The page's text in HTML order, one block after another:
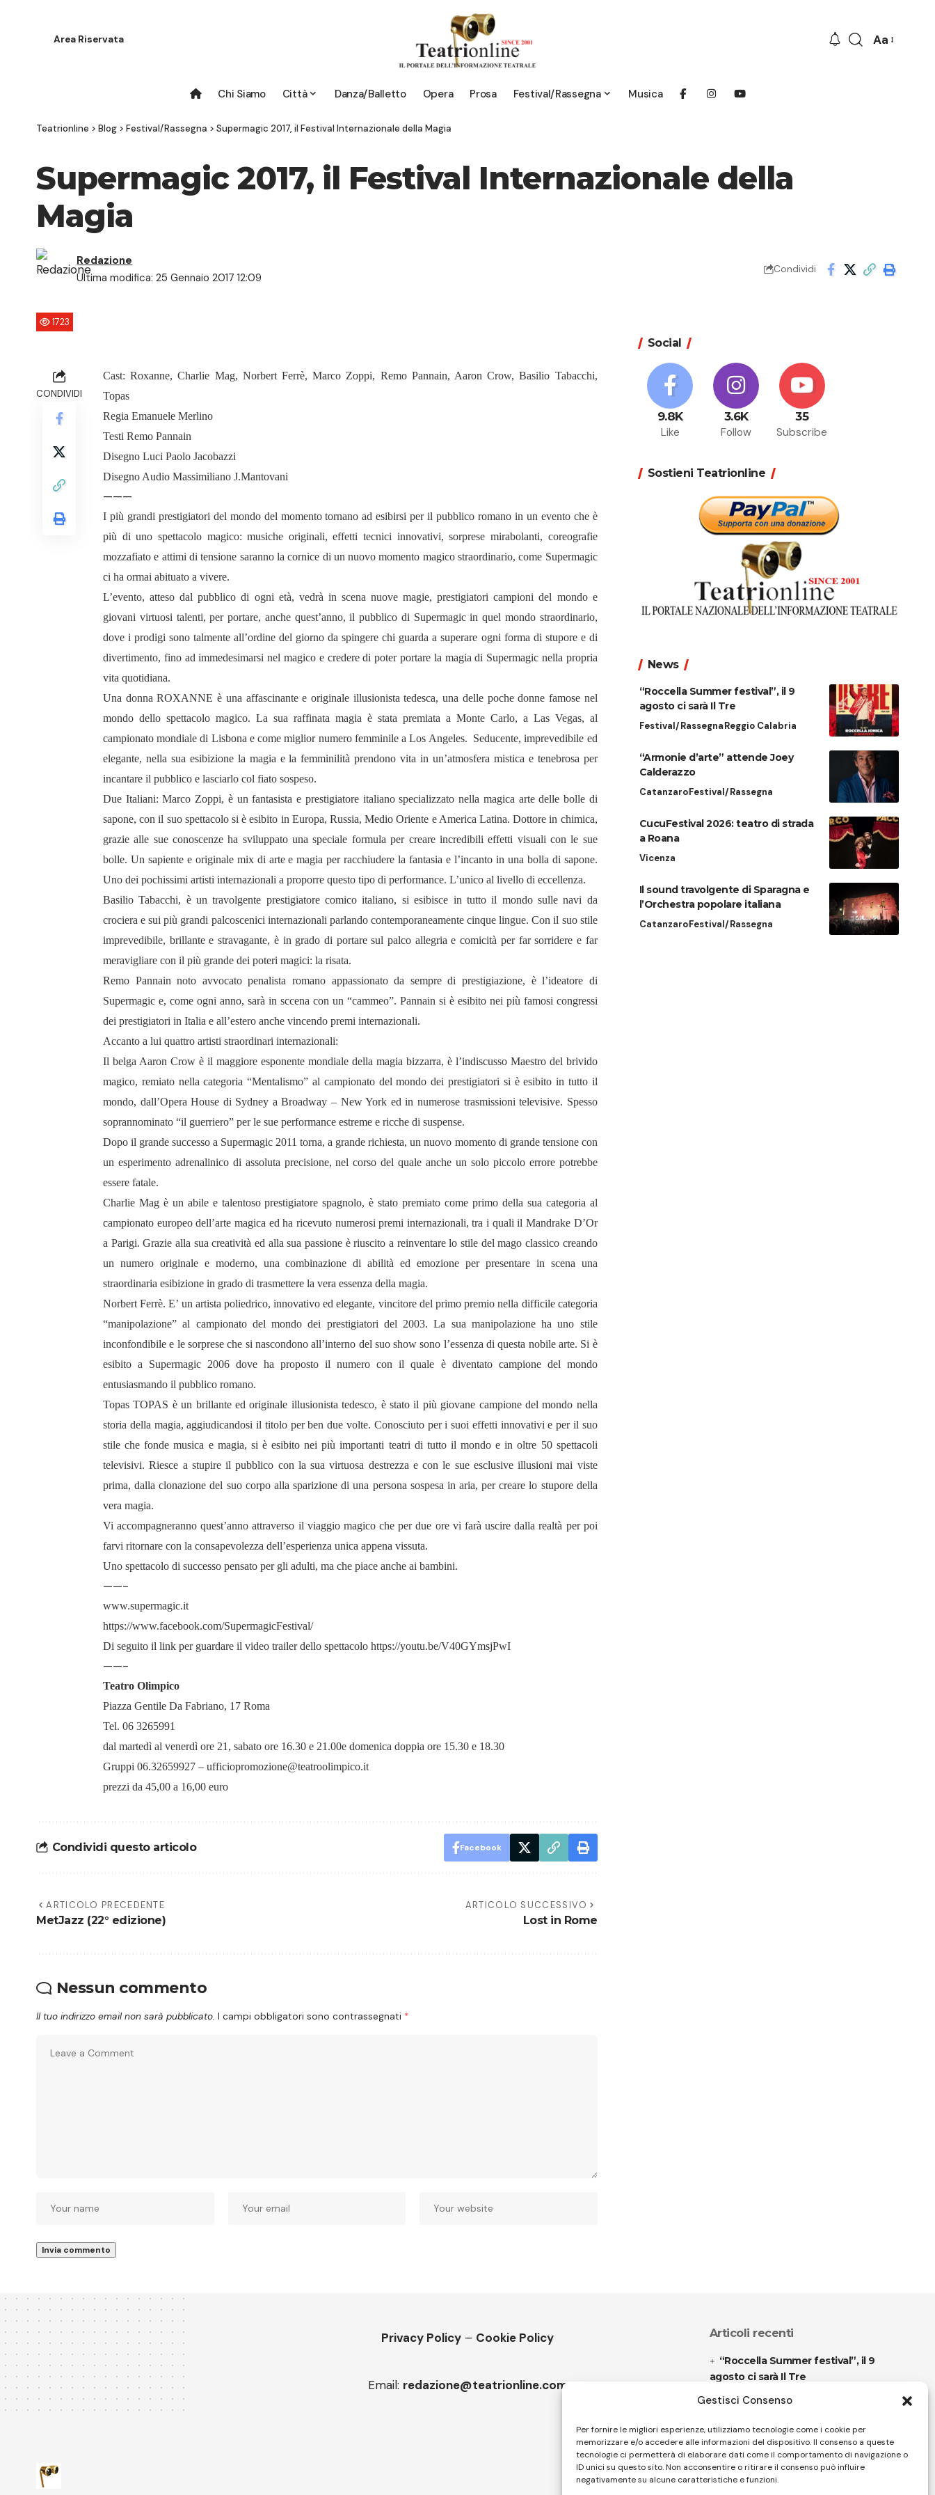
Gestisci Consenso
Per fornire le migliori esperienze, utilizziamo tecnologie come i cookie per
memorizzare e/o accedere alle informazioni del dispositivo. Il consenso a queste
tecnologie ci permetterà di elaborare dati come il comportamento di navigazione o
ID unici su questo sito. Non acconsentire o ritirare il consenso può influire
negativamente su alcune caratteristiche e funzioni.
Area Riservata
Font
Aa
Chi Siamo Città Danza/Balletto Opera Prosa Festival/Rassegna Musica
Teatrionline > Blog > Festival/Rassegna > Supermagic 2017, il Festival Internazionale della Magia
Supermagic 2017, il Festival Internazionale della
Magia
Ultima modifica: 25 Gennaio 2017 12:09
Redazione
Condividi
1723
CONDIVIDI
Cast: Roxanne, Charlie Mag, Norbert Ferrè, Marco Zoppi, Remo Pannain, Aaron Crow, Basilio Tabacchi,
Topas
Regia Emanuele Merlino
Testi Remo Pannain
Disegno Luci Paolo Jacobazzi
Disegno Audio Massimiliano J.Mantovani
———
I più grandi prestigiatori del mondo del momento tornano ad esibirsi per il pubblico romano in un evento che è
più di uno spettacolo magico: musiche originali, effetti tecnici innovativi, sorprese mirabolanti, coreografie
mozzafiato e attimi di tensione saranno la cornice di un nuovo momento magico straordinario, come Supermagic
ci ha ormai abituato a vivere.
L’evento, atteso dal pubblico di ogni età, vedrà in scena nuove magie, prestigiatori campioni del mondo e
giovani virtuosi talenti, per portare, anche quest’anno, il pubblico di Supermagic in quel mondo straordinario,
dove i prodigi sono talmente all’ordine del giorno da spingere chi guarda a superare ogni forma di stupore e di
divertimento, fino ad immedesimarsi nel magico e credere di poter portare la magia di Supermagic nella propria
vita quotidiana.
Una donna ROXANNE è una affascinante e originale illusionista tedesca, una delle poche donne famose nel
mondo dello spettacolo magico. La sua raffinata magia è stata premiata a Monte Carlo, a Las Vegas, al
campionato mondiale di Lisbona e come miglior numero femminile a Los Angeles. Seducente, imprevedibile ed
elegante, nella sua esibizione la magia e la femminilità prendono vita in un’atmosfera mistica e tenebrosa per
incantare il pubblico e lasciarlo col fiato sospeso.
Due Italiani: Marco Zoppi, è un fantasista e prestigiatore italiano specializzato nella magica arte delle bolle di
sapone, con il suo spettacolo si è esibito in Europa, Russia, Medio Oriente e America Latina. Dottore in chimica,
grazie alle sue conoscenze ha sviluppato una speciale formula per creare incredibili effetti visuali con le sue
bolle. Un sapiente e originale mix di arte e magia per racchiudere la fantasia e l’incanto in una bolla di sapone.
Uno dei pochissimi artisti internazionali a proporre questo tipo di performance. L’unico al livello di eccellenza.
Basilio Tabacchi, è un travolgente prestigiatore comico italiano, si esibisce in tutto il mondo sulle navi da
crociera e sui più grandi palcoscenici internazionali parlando contemporaneamente cinque lingue. Con il suo stile
imprevedibile, brillante e stravagante, è in grado di portare sul palco allegria e comicità per far sorridere e far
meravigliare con il più grande dei poteri magici: la risata.
Remo Pannain noto avvocato penalista romano appassionato da sempre di prestigiazione, è l’ideatore di
Supermagic e, come ogni anno, sarà in sccena con un “cammeo”. Pannain si è esibito nei più famosi congressi
dei prestigiatori in Italia e all’estero anche vincendo premi internazionali.
Accanto a lui quattro artisti straordinari internazionali:
Il belga Aaron Crow è il maggiore esponente mondiale della magia bizzarra, è l’indiscusso Maestro del brivido
magico, remiato nella categoria “Mentalismo” al campionato del mondo dei prestigiatori si è esibito in tutto il
mondo, dall’Opera House di Sydney a Broadway – New York ed in numerose trasmissioni televisive. Spesso
soprannominato “il guerriero” per le sue performance estreme e ricche di suspense.
Dopo il grande successo a Supermagic 2011 torna, a grande richiesta, un nuovo momento di grande tensione con
un esperimento adrenalinico di assoluta precisione, nel corso del quale anche un solo piccolo errore potrebbe
essere fatale.
Charlie Mag è un abile e talentoso prestigiatore spagnolo, è stato premiato come primo della sua categoria al
campionato europeo dell’arte magica ed ha ricevuto numerosi premi internazionali, tra i quali il Mandrake D’Or
a Parigi. Grazie alla sua creatività ed alla sua passione è riuscito a reinventare lo stile del mago classico creando
un numero originale e moderno, una combinazione di abilità ed emozione per presentare in scena una
straordinaria esibizione in grado di trasmettere la vera essenza della magia.
Norbert Ferrè. E’ un artista poliedrico, innovativo ed elegante, vincitore del primo premio nella difficile categoria
“manipolazione” al campionato del mondo dei prestigiatori del 2003. La sua manipolazione ha uno stile
inconfondibile e le sorprese che si nascondono all’interno del suo show sono l’essenza di questa nobile arte. Si è
esibito a Supermagic 2006 dove ha proposto il numero con il quale è diventato campione del mondo
entusiasmando il pubblico romano.
Topas TOPAS è un brillante ed originale illusionista tedesco, è stato il più giovane campione del mondo nella
storia della magia, aggiudicandosi il titolo per ben due volte. Conosciuto per i suoi effetti innovativi e per il suo
stile che fonde musica e magia, si è esibito nei più importanti teatri di tutto il mondo e in oltre 50 spettacoli
televisivi. Riesce a stupire il pubblico con la sua virtuosa destrezza e con le sue esclusive illusioni mai viste
prima, dalla clonazione del suo corpo alla sparizione di una persona sospesa in aria, per creare lo stupore della
vera magia.
Vi accompagneranno quest’anno attraverso il viaggio magico che per due ore vi farà uscire dalla realtà per poi
farvi ritornare con la consapevolezza dell’esperienza unica appena vissuta.
Uno spettacolo di successo pensato per gli adulti, ma che piace anche ai bambini.
——-
www.supermagic.it
https://www.facebook.com/SupermagicFestival/
Di seguito il link per guardare il video trailer dello spettacolo https://youtu.be/V40GYmsjPwI
——-
Teatro Olimpico
Piazza Gentile Da Fabriano, 17 Roma
Tel. 06 3265991
dal martedì al venerdì ore 21, sabato ore 16.30 e 21.00e domenica doppia ore 15.30 e 18.30
Gruppi 06.32659927 – ufficiopromozione@teatroolimpico.it
prezzi da 45,00 a 16,00 euro
Condividi questo articolo Facebook
ARTICOLO PRECEDENTE
MetJazz (22° edizione)
ARTICOLO SUCCESSIVO
Lost in Rome
Nessun commento
Il tuo indirizzo email non sarà pubblicato. I campi obbligatori sono contrassegnati *
Social
9.8K
Like
3.6K
Follow
35
Subscribe
Sostieni Teatrionline
News
“Roccella Summer festival”, il 9
agosto ci sarà Il Tre
Festival/RassegnaReggio Calabria
“Armonie d’arte” attende Joey
Calderazzo
CatanzaroFestival/Rassegna
CucuFestival 2026: teatro di strada
a Roana
Vicenza
Il sound travolgente di Sparagna e
l’Orchestra popolare italiana
CatanzaroFestival/Rassegna
Privacy Policy – Cookie Policy
Email: redazione@teatrionline.com
Articoli recenti
“Roccella Summer festival”, il 9
agosto ci sarà Il Tre
“Armonie d’arte” attende Joey
Follow US